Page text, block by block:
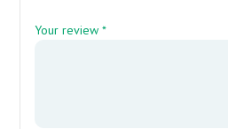
Your review*